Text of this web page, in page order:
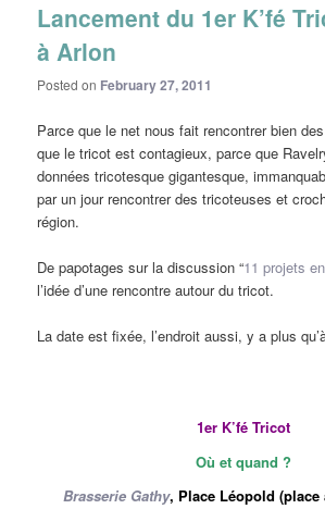
Lancement du 1er K’fé
à Arlon
Posted on February 27, 2011
Parce que le net nous fait rencontrer bien
que le tricot est contagieux, parce que
données tricotesque gigantesque,
par un jour rencontrer des tricoteuses et
région.
De papotages sur la discussion “11 projets
l’idée d’une rencontre autour du tricot.
La date est fixée, l’endroit aussi, y a plus
1er K’fé Tricot
Où et quand ?
Brasserie Gathy, Place Léopold (place